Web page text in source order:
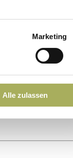
Marketing
Alle zulassen